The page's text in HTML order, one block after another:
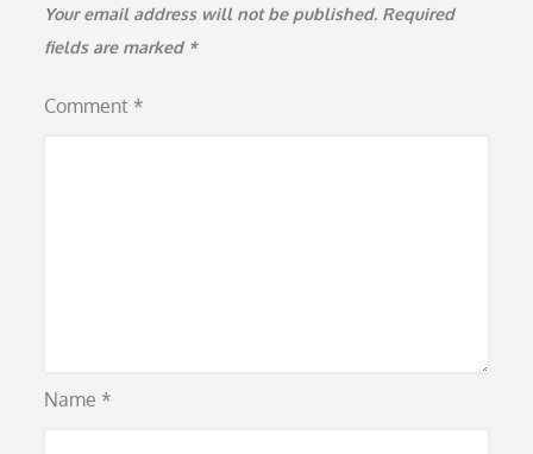
Your email address will not be published. Required
fields are marked *
Comment *
Name *